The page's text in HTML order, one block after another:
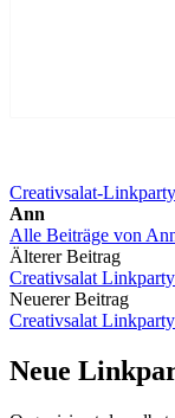
Creativsalat-Linkparty
Ann
Alle Beiträge von
Beitrags-
Navigation
Älterer Beitrag
Creativsalat
Neuerer Beitrag
Creativsalat
Neue